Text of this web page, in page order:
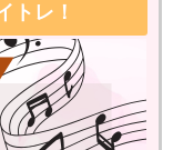
トレ！